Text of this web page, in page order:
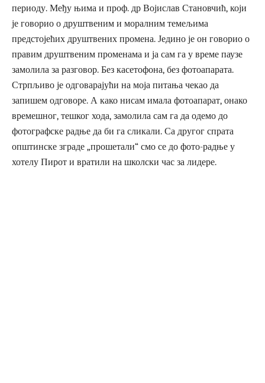
периоду. Међу њима и проф. др Војислав Становчић, који
је говорио о друштвеним и моралним темељима
предстојећих друштвених промена. Једино је он говорио о
правим друштвеним променама и ја сам га у време паузе
замолила за разговор. Без касетофона, без фотоапарата.
Стрпљиво је одговарајући на моја питања чекао да
запишем одговоре. А како нисам имала фотоапарат, онако
времешног, тешког хода, замолила сам га да одемо до
фотографске радње да би га сликали. Са другог спрата
општинске зграде „прошетали“ смо се до фото-радње у
хотелу Пирот и вратили на школски час за лидере.